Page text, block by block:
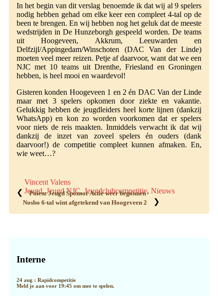
In het begin van dit verslag benoemde ik dat wij al 9 spelers
nodig hebben gehad om elke keer een compleet 4-tal op de
been te brengen. En wij hebben nog het geluk dat de meeste
wedstrijden in De Hunzeborgh gespeeld worden. De teams
uit Hoogeveen, Akkrum, Leeuwarden en
Delfzijl/Appingedam/Winschoten (DAC Van der Linde)
moeten veel meer reizen. Petje af daarvoor, want dat we een
NJC met 10 teams uit Drenthe, Friesland en Groningen
hebben, is heel mooi en waardevol!
Gisteren konden Hoogeveen 1 en 2 én DAC Van der Linde
maar met 3 spelers opkomen door ziekte en vakantie.
Gelukkig hebben de jeugdleiders heel korte lijnen (dankzij
WhatsApp) en kon zo worden voorkomen dat er spelers
voor niets de reis maakten. Inmiddels verwacht ik dat wij
dankzij de inzet van zoveel spelers én ouders (dank
daarvoor!) de competitie compleet kunnen afmaken. En,
wie weet…?
Vincent Valens
Jeugd,Jeugd NJC,Jeugdclubcompetitie, Nieuws
❮
Poiesz Jeugd Sponsor Actie weer begonnen
Nosbo 6-tal wint afgetekend van Hoogeveen 2
❯
Sidebar
Interne
24 aug : Rapidcompetitie
Meld je aan voor 19:45 om mee te spelen.